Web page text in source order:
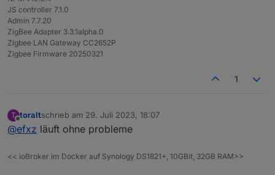
JS controller 7.1.0
Admin 7.7.20
ZigBee Adapter 3.3.1alpha.0
Zigbee LAN Gateway CC2652P
Zigbee Firmware 20250321
1
T
Offline
toraltschrieb am 29. Juli 2023, 18:07
zuletzt editiert von
@efxz läuft ohne probleme
<< ioBroker im Docker auf Synology DS1821+, 10GBit, 32GB RAM>>